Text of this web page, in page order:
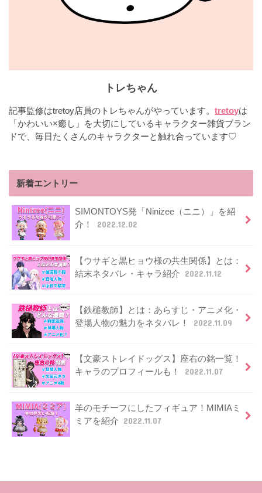
トレちゃん
記事監修はtretoy店員のトレちゃんがやっています。tretoyは
「かわいい×癒し」を大切にしているキャラクター雑貨ブラン
ドで、毎日たくさんのキャラクターと触れ合っています♡
新着エントリー
SIMONTOYS発「Ninizee（ニニ）」を紹
介！
2022.12.02
【ウサギと黒ヒョウ様の共生関係】とは：
結末ネタバレ・キャラ紹介 2022.11.12
【鉄槌教師】とは：あらすじ・アニメ化・
登場人物の魅力をネタバレ！
2022.11.09
【文豪ストレイドッグス】座右の銘一覧！
キャラのプロフィールも！
2022.11.07
羊のモチーフにしたフィギュア！MIMIAミ
ミアを紹介 2022.11.07